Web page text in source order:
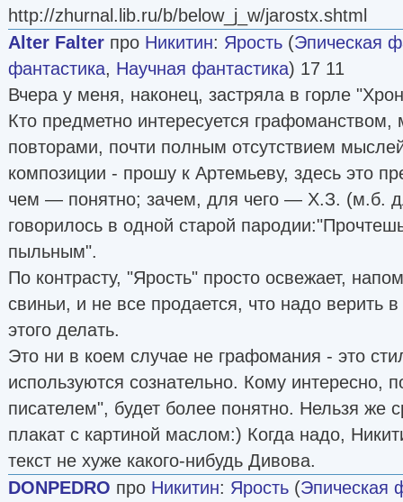
http://zhurnal.lib.ru/b/below_j_w/jarostx.shtml
Alter Falter про Никитин: Ярость (Эпическая
фантастика, Научная фантастика) 17 11
Вчера у меня, наконец, застряла в горле
Кто предметно интересуется
повторами, почти полным отсутствием
композиции - прошу к Артемьеву, здесь это
чем — понятно; зачем, для чего — Х.З. (м.б.
говорилось в одной старой
пыльным".
По контрасту, "Ярость" просто освежает,
свиньи, и не все продается, что надо верить
этого делать.
Это ни в коем случае не графомания - это
используются сознательно. Кому интересно,
писателем", будет более понятно. Нельзя же
плакат с картиной маслом:) Когда надо,
текст не хуже какого-нибудь Дивова.
DONPEDRO про Никитин: Ярость (Эпическая